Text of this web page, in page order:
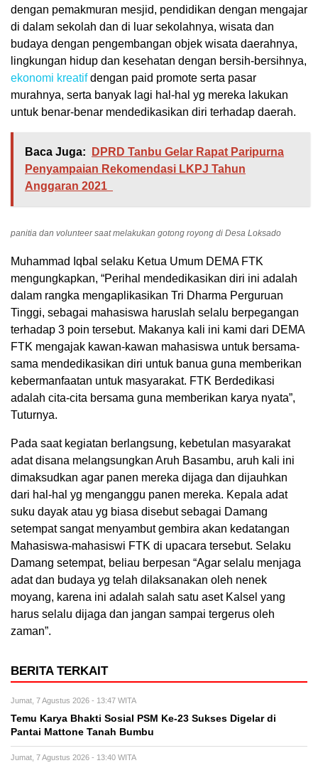
dengan pemakmuran mesjid, pendidikan dengan mengajar
di dalam sekolah dan di luar sekolahnya, wisata dan
budaya dengan pengembangan objek wisata daerahnya,
lingkungan hidup dan kesehatan dengan bersih-bersihnya,
ekonomi kreatifdengan paid promote serta pasar
murahnya, serta banyak lagi hal-hal yg mereka lakukan
untuk benar-benar mendedikasikan diri terhadap daerah.
Baca Juga:
DPRD Tanbu Gelar Rapat Paripurna
Penyampaian Rekomendasi LKPJ Tahun
Anggaran 2021
panitia dan volunteer saat melakukan gotong royong di Desa Loksado
Muhammad Iqbal selaku Ketua Umum DEMA FTK
mengungkapkan, “Perihal mendedikasikan diri ini adalah
dalam rangka mengaplikasikan Tri Dharma Perguruan
Tinggi, sebagai mahasiswa haruslah selalu berpegangan
terhadap 3 poin tersebut. Makanya kali ini kami dari DEMA
FTK mengajak kawan-kawan mahasiswa untuk bersama-
sama mendedikasikan diri untuk banua guna memberikan
kebermanfaatan untuk masyarakat. FTK Berdedikasi
adalah cita-cita bersama guna memberikan karya nyata”,
Tuturnya.
Pada saat kegiatan berlangsung, kebetulan masyarakat
adat disana melangsungkan Aruh Basambu, aruh kali ini
dimaksudkan agar panen mereka dijaga dan dijauhkan
dari hal-hal yg menganggu panen mereka. Kepala adat
suku dayak atau yg biasa disebut sebagai Damang
setempat sangat menyambut gembira akan kedatangan
Mahasiswa-mahasiswi FTK di upacara tersebut. Selaku
Damang setempat, beliau berpesan “Agar selalu menjaga
adat dan budaya yg telah dilaksanakan oleh nenek
moyang, karena ini adalah salah satu aset Kalsel yang
harus selalu dijaga dan jangan sampai tergerus oleh
zaman”.
BERITA TERKAIT
Jumat, 7 Agustus 2026 - 13:47 WITA
Temu Karya Bhakti Sosial PSM Ke-23 Sukses Digelar di
Pantai Mattone Tanah Bumbu
Jumat, 7 Agustus 2026 - 13:40 WITA